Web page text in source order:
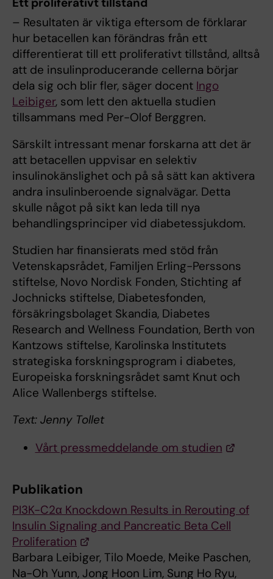
– Resultaten är viktiga eftersom de förklarar
hur betacellen kan förändras från ett
differentierat till ett proliferativt tillstånd, alltså
att de insulinproducerande cellerna börjar
dela sig och blir fler, säger docent Ingo
Leibiger, som lett den aktuella studien
tillsammans med Per-Olof Berggren.
Särskilt intressant menar forskarna att det är
att betacellen uppvisar en selektiv
insulinokänslighet och på så sätt kan aktivera
andra insulinberoende signalvägar. Detta
skulle något på sikt kan leda till nya
behandlingsprinciper vid diabetessjukdom.
Studien har finansierats med stöd från
Vetenskapsrådet, Familjen Erling-Perssons
stiftelse, Novo Nordisk Fonden, Stichting af
Jochnicks stiftelse, Diabetesfonden,
försäkringsbolaget Skandia, Diabetes
Research and Wellness Foundation, Berth von
Kantzows stiftelse, Karolinska Institutets
strategiska forskningsprogram i diabetes,
Europeiska forskningsrådet samt Knut och
Alice Wallenbergs stiftelse.
Text: Jenny Tollet
Vårt pressmeddelande om studien
Publikation
PI3K-C2α Knockdown Results in Rerouting of
Insulin Signaling and Pancreatic Beta Cell
Proliferation
Barbara Leibiger, Tilo Moede, Meike Paschen,
Na-Oh Yunn, Jong Hoon Lim, Sung Ho Ryu,